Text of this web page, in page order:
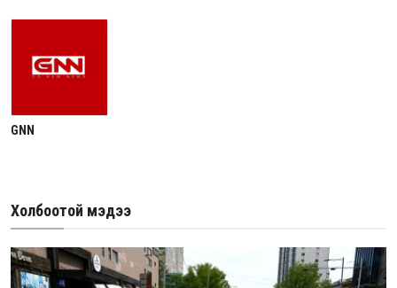
GNN
Холбоотой мэдээ